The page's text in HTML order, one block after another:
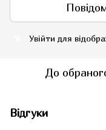
Увійти для
До
Відгуки